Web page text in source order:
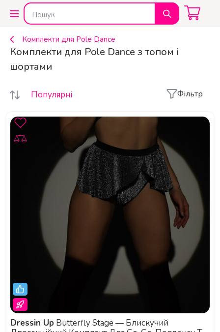
Комплекти для Pole Dance
Комплекти для Pole Dance з топом і
шортами
Популярні Фільтр
Dressin Up